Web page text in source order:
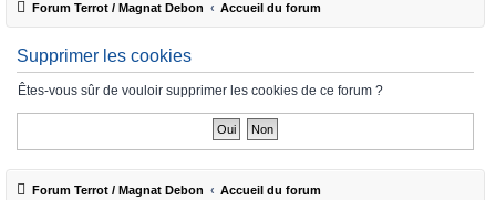
Forum Terrot / Magnat Debon Accueil du forum
Supprimer les cookies
Êtes-vous sûr de vouloir supprimer les cookies de ce forum ?
Forum Terrot / Magnat Debon Accueil du forum